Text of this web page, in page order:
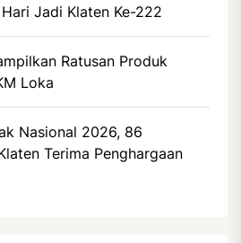
Jadi Klaten Ke-222
Ratusan Produk
Loka
Nasional 2026, 86
Terima Penghargaan